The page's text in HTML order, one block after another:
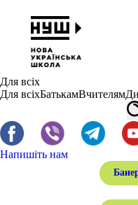
Для всіх
Для всіхБатькамВчителям
Напишіть нам